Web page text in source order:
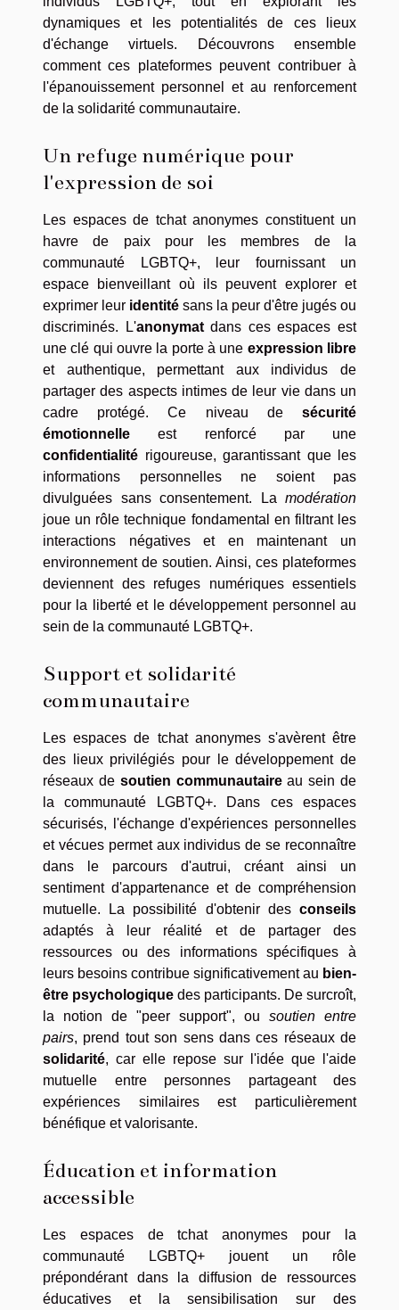
dynamiques et les potentialités de ces lieux
d'échange virtuels. Découvrons ensemble
comment ces plateformes peuvent contribuer à
l'épanouissement personnel et au renforcement
de la solidarité communautaire.
Un refuge numérique pour
l'expression de soi
Les espaces de tchat anonymes constituent un
havre de paix pour les membres de la
communauté LGBTQ+, leur fournissant un
espace bienveillant où ils peuvent explorer et
exprimer leur identité sans la peur d'être jugés ou
discriminés. L'anonymatdans ces espaces est
une clé qui ouvre la porte à une expression libre
et authentique, permettant aux individus de
partager des aspects intimes de leur vie dans un
cadre protégé. Ce niveau de sécurité
émotionnelle est renforcé par une
confidentialité rigoureuse, garantissant que les
informations personnelles ne soient pas
divulguées sans consentement. La modération
joue un rôle technique fondamental en filtrant les
interactions négatives et en maintenant un
environnement de soutien. Ainsi, ces plateformes
deviennent des refuges numériques essentiels
pour la liberté et le développement personnel au
sein de la communauté LGBTQ+.
Support et solidarité
communautaire
Les espaces de tchat anonymes s'avèrent être
des lieux privilégiés pour le développement de
réseaux de soutien communautaireau sein de
la communauté LGBTQ+. Dans ces espaces
sécurisés, l'échange d'expériences personnelles
et vécues permet aux individus de se reconnaître
dans le parcours d'autrui, créant ainsi un
sentiment d'appartenance et de compréhension
mutuelle. La possibilité d'obtenir des conseils
adaptés à leur réalité et de partager des
ressources ou des informations spécifiques à
leurs besoins contribue significativement au bien-
être psychologique des participants. De surcroît,
la notion de "peer support", ou soutien entre
pairs, prend tout son sens dans ces réseaux de
solidarité, car elle repose sur l'idée que l'aide
mutuelle entre personnes partageant des
expériences similaires est particulièrement
bénéfique et valorisante.
Éducation et information
accessible
Les espaces de tchat anonymes pour la
communauté LGBTQ+ jouent un rôle
prépondérant dans la diffusion de ressources
éducatives et la sensibilisation sur des